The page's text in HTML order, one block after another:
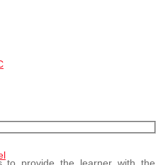
to provide the learner with the